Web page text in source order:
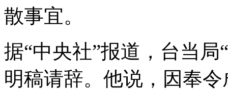
散事宜。
据“中央社”报道，台当
明稿请辞。他说，因奉